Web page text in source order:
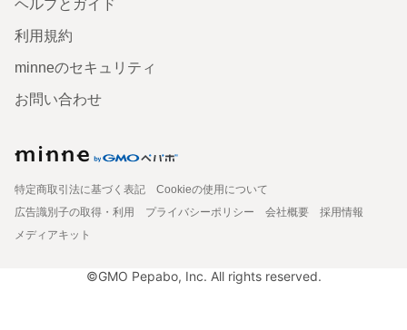
ヘルプとガイド
利用規約
minneのセキュリティ
お問い合わせ
特定商取引法に基づく表記
Cookieの使用について
広告識別子の取得・利用
プライバシーポリシー 会社概要
採用情報
メディアキット
©GMO Pepabo, Inc. All rights reserved.